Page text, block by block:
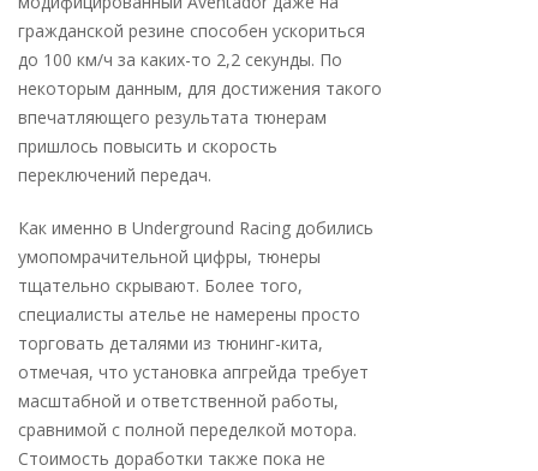
гражданской резине способен ускориться
до 100 км/ч за каких-то 2,2 секунды. По
некоторым данным, для достижения такого
впечатляющего результата тюнерам
пришлось повысить и скорость
переключений передач.
Как именно в Underground Racing добились
умопомрачительной цифры, тюнеры
тщательно скрывают. Более того,
специалисты ателье не намерены просто
торговать деталями из тюнинг-кита,
отмечая, что установка апгрейда требует
масштабной и ответственной работы,
сравнимой с полной переделкой мотора.
Стоимость доработки также пока не